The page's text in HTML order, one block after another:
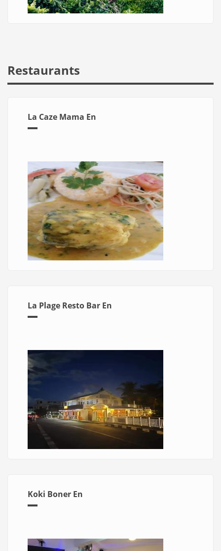
Restaurants
La Caze Mama En
La Plage Resto Bar En
Koki Boner En